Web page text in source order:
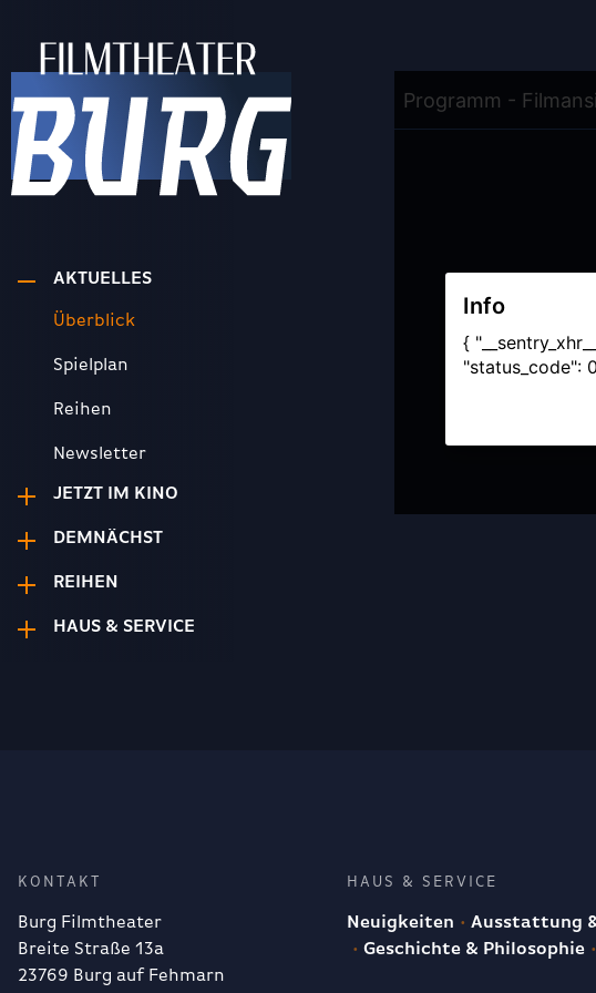
AKTUELLES
Überblick
Spielplan
Reihen
Newsletter
JETZT IM KINO
DEMNÄCHST
REIHEN
HAUS & SERVICE
KONTAKT
Burg Filmtheater
Breite Straße 13a
23769 Burg auf Fehmarn
HAUS & SERVICE
Neuigkeiten Ausstattung
Geschichte & Philosophie